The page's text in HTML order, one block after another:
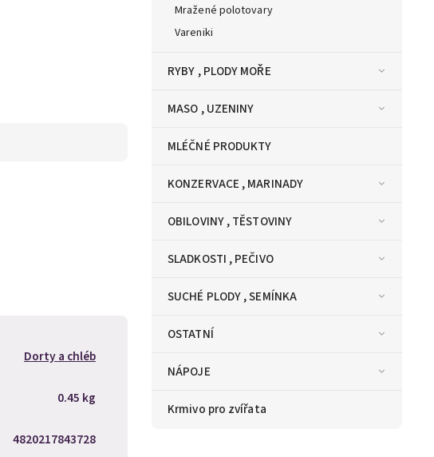
Mražené polotovary
Vareniki
RYBY , PLODY MOŘE
MASO , UZENINY
MLÉČNÉ PRODUKTY
KONZERVACE , MARINADY
OBILOVINY , TĚSTOVINY
SLADKOSTI , PEČIVO
SUCHÉ PLODY , SEMÍNKA
OSTATNÍ
NÁPOJE
Krmivo pro zvířata
Dorty a chléb
0.45 kg
4820217843728